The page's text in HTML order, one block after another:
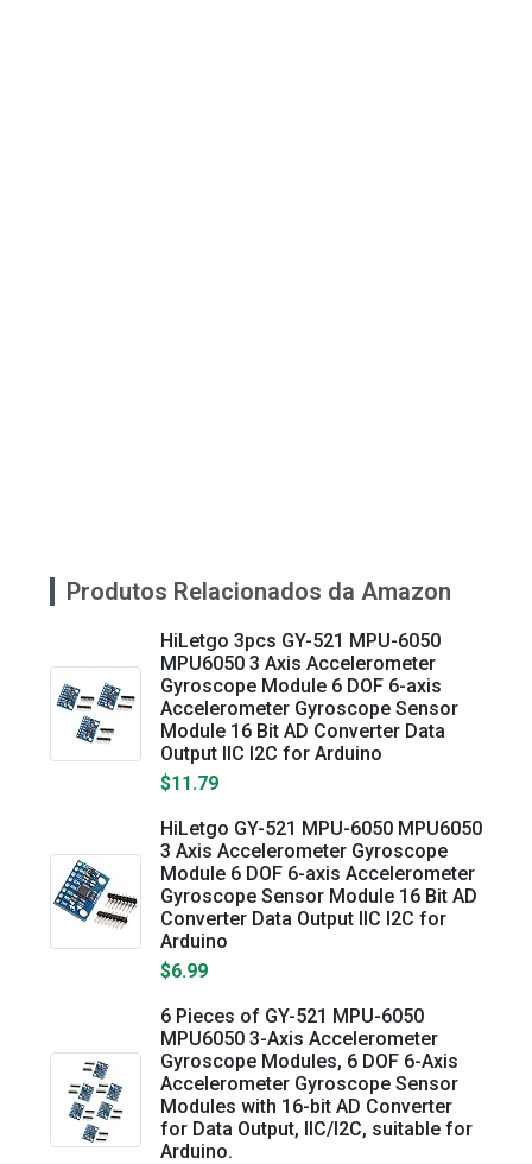
Produtos Relacionados da Amazon
HiLetgo 3pcs GY-521 MPU-6050
MPU6050 3 Axis Accelerometer
Gyroscope Module 6 DOF 6-axis
Accelerometer Gyroscope Sensor
Module 16 Bit AD Converter Data
Output IIC I2C for Arduino
$11.79
HiLetgo GY-521 MPU-6050 MPU6050
3 Axis Accelerometer Gyroscope
Module 6 DOF 6-axis Accelerometer
Gyroscope Sensor Module 16 Bit AD
Converter Data Output IIC I2C for
Arduino
$6.99
6 Pieces of GY-521 MPU-6050
MPU6050 3-Axis Accelerometer
Gyroscope Modules, 6 DOF 6-Axis
Accelerometer Gyroscope Sensor
Modules with 16-bit AD Converter
for Data Output, IIC/I2C, suitable for
Arduino.